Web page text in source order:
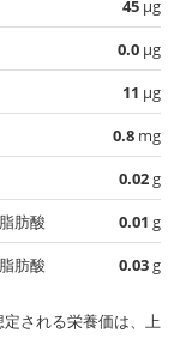
45 µg
0.0 µg
11 µg
0.8 mg
0.02g
肪酸
0.01 g
肪酸
0.03g
される栄養価は、上